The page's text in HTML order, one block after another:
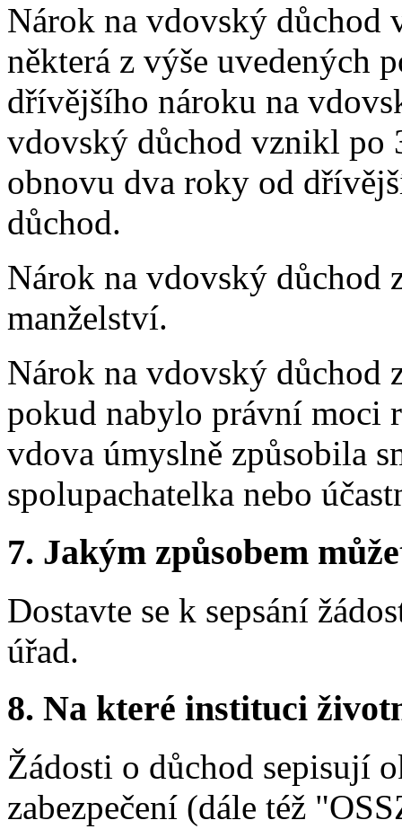
Nárok na vdovský důchod
některá z výše uvedených
dřívějšího nároku na
vdovský důchod vznikl po
obnovu dva roky od
důchod.
Nárok na vdovský důchod
manželství.
Nárok na vdovský důchod
pokud nabylo právní moci
vdova úmyslně způsobila
spolupachatelka nebo
7. Jakým způsobem
Dostavte se k sepsání
úřad.
8. Na které instituci
Žádosti o důchod sepisují
zabezpečení (dále též